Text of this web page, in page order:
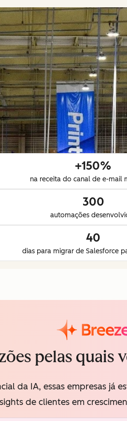
+150%
na receita do canal de e-mail
300
automações
40
dias para migrar de Salesforce
pelas quais
da IA, essas empresas já
de clientes em